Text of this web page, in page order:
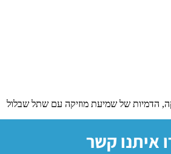
הדמיות של שמיעת מוזיקה עם שתל שבלול
איתנו קשר